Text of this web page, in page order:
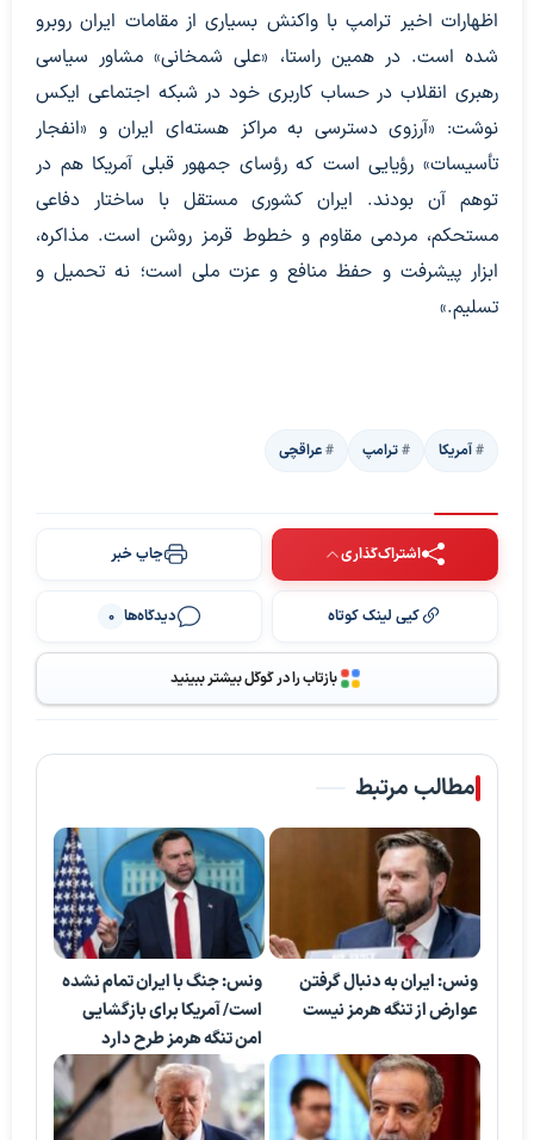
اظهارات اخیر ترامپ با واکنش بسیاری از مقامات ایران روبرو
شده است. در همین راستا، «علی شمخانی» مشاور سیاسی
رهبری انقلاب در حساب کاربری خود در شبکه اجتماعی ایکس
نوشت: «آرزوی دسترسی به مراکز ‎هسته‌ای ایران و «انفجار
تأسیسات» رؤیایی است که رؤسای جمهور قبلی ‎آمریکا هم در
توهم آن بودند.‎ ایران کشوری مستقل با ساختار دفاعی
مستحکم، مردمی مقاوم و خطوط قرمز روشن است. مذاکره،
ابزار پیشرفت و حفظ منافع و ‎عزت ملی است؛ نه تحمیل و
تسلیم.»
آمریکا ترامپ عراقچی
اشتراک‌گذاری چاپ خبر
کپی لینک کوتاه دیدگاه‌ها 0
بازتاب را در گوگل بیشتر ببینید
مطالب مرتبط
ونس: ایران به دنبال گرفتن
عوارض از تنگه هرمز نیست
ونس: جنگ با ایران تمام نشده
است/ آمریکا برای بازگشایی
امن تنگه هرمز طرح دارد